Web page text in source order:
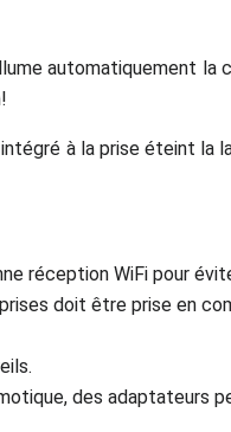
automatiquement
à la prise éteint la
réception WiFi pour
doit être prise en
des adaptateurs